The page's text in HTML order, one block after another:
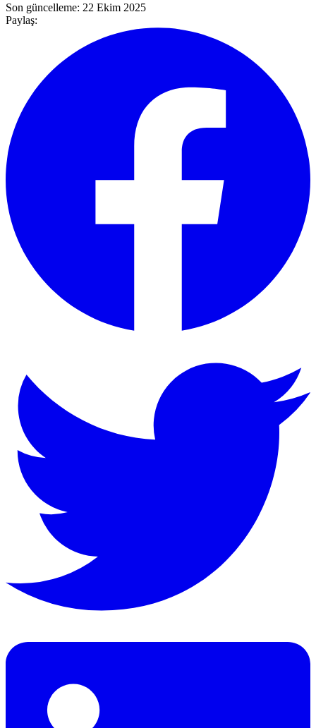
Son güncelleme: 22 Ekim 2025
Paylaş: